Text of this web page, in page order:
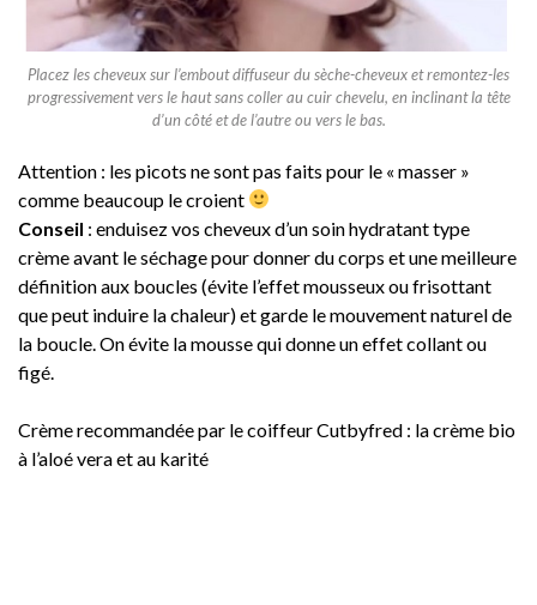
Placez les cheveux sur l’embout diffuseur du sèche-cheveux et remontez-les
progressivement vers le haut sans coller au cuir chevelu, en inclinant la tête
d’un côté et de l’autre ou vers le bas.
Attention : les picots ne sont pas faits pour le « masser »
comme beaucoup le croient
Conseil : enduisez vos cheveux d’un soin hydratant type
crème avant le séchage pour donner du corps et une meilleure
définition aux boucles (évite l’effet mousseux ou frisottant
que peut induire la chaleur) et garde le mouvement naturel de
la boucle. On évite la mousse qui donne un effet collant ou
figé.
Crème recommandée par le coiffeur Cutbyfred : la crème bio
à l’aloé vera et au karité